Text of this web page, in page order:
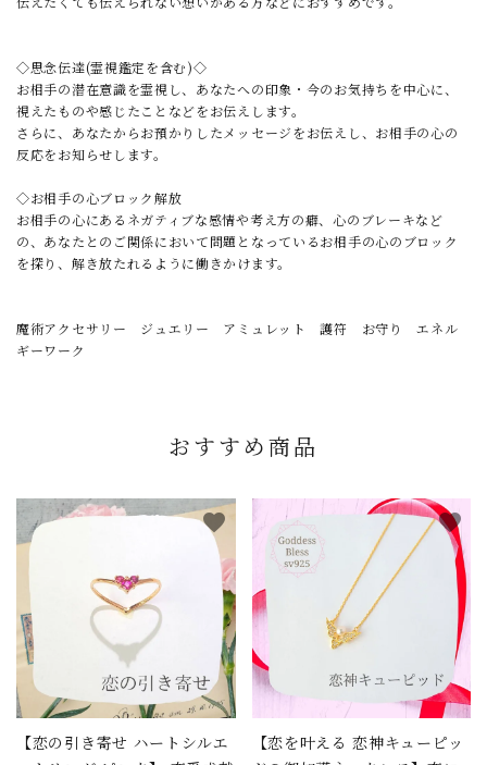
◇思念伝達(霊視鑑定を含む)◇
お相手の潜在意識を霊視し、あなたへの印象・今のお気持ちを中心に、
視えたものや感じたことなどをお伝えします。
さらに、あなたからお預かりしたメッセージをお伝えし、お相手の心の
反応をお知らせします。
◇お相手の心ブロック解放
お相手の心にあるネガティブな感情や考え方の癖、心のブレーキなど
の、あなたとのご関係において問題となっているお相手の心のブロック
を探り、解き放たれるように働きかけます。
魔術アクセサリー ジュエリー アミュレット 護符 お守り エネル
ギーワーク
おすすめ商品
【恋の引き寄せ ハートシルエ
favorite
【恋を叶える 恋神キューピッ
favorite